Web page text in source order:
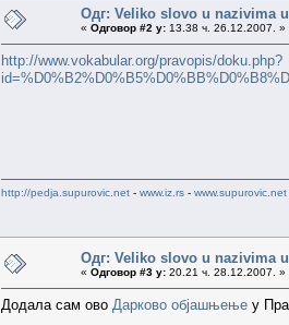
Одг: Veliko slovo u nazivima
« Одговор #2 у: 13.38 ч. 26.12.2007. »
http://www.vokabular.org/pravopis/doku.php?
http://pedja.supurovic.net - www.iz.rs - www.supurovic.net
Одг: Veliko slovo u nazivima
« Одговор #3 у: 20.21 ч. 28.12.2007. »
Додала сам ово Дарково објашњење у